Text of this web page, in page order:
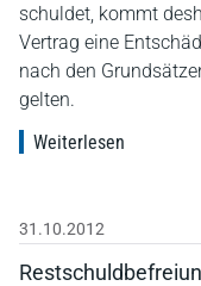
schuldet, kommt
Vertrag eine
nach den
gelten.
Weiterlesen
31.10.2012